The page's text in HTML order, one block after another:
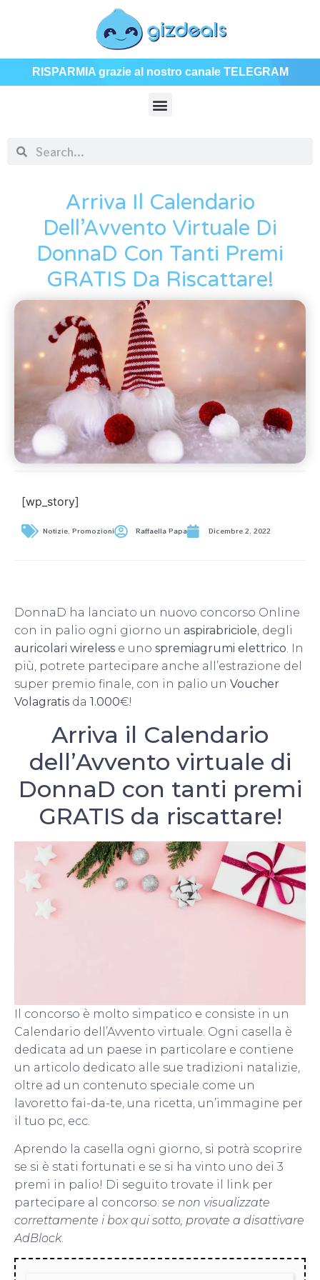
RISPARMIA grazie al nostro canale TELEGRAM
Arriva Il Calendario
Dell’Avvento Virtuale Di
DonnaD Con Tanti Premi
GRATIS Da Riscattare!
[wp_story]
Notizie, Promozioni Raffaella Papa Dicembre 2, 2022
DonnaD ha lanciato un nuovo concorso Online
con in palio ogni giorno un aspirabriciole, degli
auricolari wireless e uno spremiagrumi elettrico. In
più, potrete partecipare anche all’estrazione del
super premio finale, con in palio un Voucher
Volagratis da 1.000€!
Arriva il Calendario
dell’Avvento virtuale di
DonnaD con tanti premi
GRATIS da riscattare!
Il concorso è molto simpatico e consiste in un
Calendario dell’Avvento virtuale. Ogni casella è
dedicata ad un paese in particolare e contiene
un articolo dedicato alle sue tradizioni natalizie,
oltre ad un contenuto speciale come un
lavoretto fai-da-te, una ricetta, un’immagine per
il tuo pc, ecc.
Aprendo la casella ogni giorno, si potrà scoprire
se si è stati fortunati e se si ha vinto uno dei 3
premi in palio! Di seguito trovate il link per
partecipare al concorso: se non visualizzate
correttamente i box qui sotto, provate a disattivare
AdBlock.